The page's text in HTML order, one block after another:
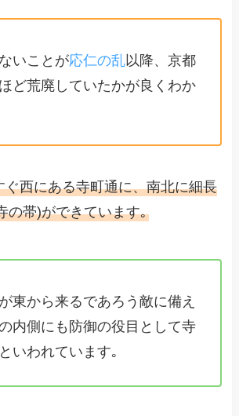
いことが応仁の乱以降、京都
ど荒廃していたかが良くわか
ぐ西にある寺町通に、南北に細長
の帯)ができています｡
東から来るであろう敵に備え
内側にも防御の役目として寺
いわれています｡